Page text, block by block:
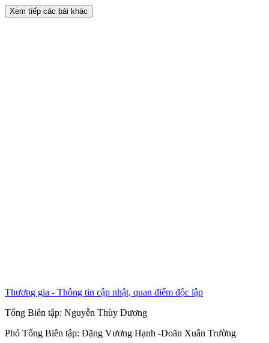
Xem tiếp các bài khác
Thương gia - Thông tin cập nhật, quan điểm độc lập
Tổng Biên tập: Nguyễn Thùy Dương
Phó Tổng Biên tập: Đặng Vương Hạnh -Doãn Xuân Trường